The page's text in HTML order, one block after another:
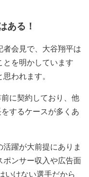
ある！
者会見で、大谷翔平は
とを明かしています
われます。
に契約しており、他
するケースが多くあ
躍が大前提にありま
ンサー収入や広告面
いけない選手だから